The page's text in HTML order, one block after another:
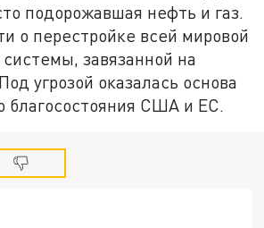
подорожавшая нефть и газ.
о перестройке всей мировой
завязанной на
угрозой оказалась основа
благосостояния США и ЕС.